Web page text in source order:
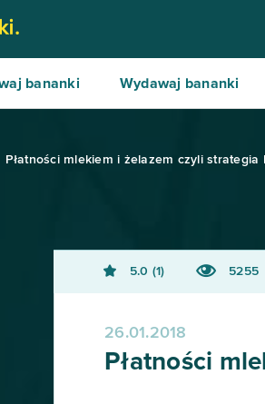
bananki Wydawaj bananki
Płatności mlekiem i żelazem czyli strategia
5.0 1 5255
26.01.2018
Płatności